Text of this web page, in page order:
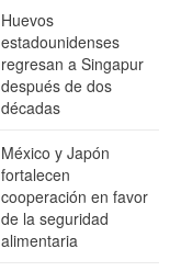
Huevos
estadounidenses
regresan a Singapur
después de dos
décadas
México y Japón
fortalecen
cooperación en favor
de la seguridad
alimentaria